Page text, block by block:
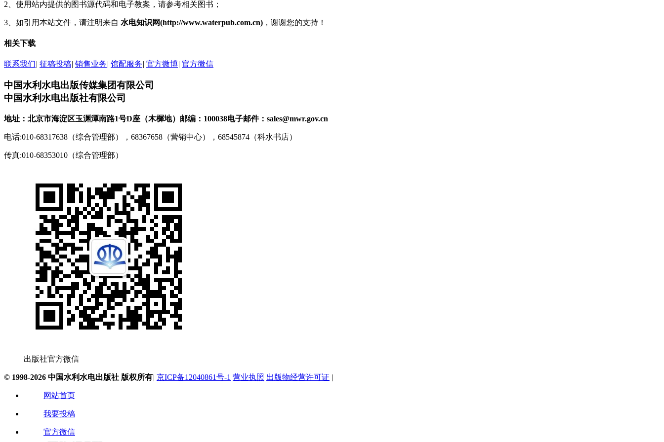
2、使用站内提供的图书源代码和电子教案，请参考相关图书；
3、如引用本站文件，请注明来自 水电知识网(http://www.waterpub.com.cn) ，谢谢您的支持！
相关下载
联系我们| 征稿投稿| 销售业务| 馆配服务| 官方微博| 官方微信
中国水利水电出版传媒集团有限公司
中国水利水电出版社有限公司
地址：北京市海淀区玉渊潭南路1号D座（木樨地） 邮编：100038电子邮件：sales@mwr.gov.cn
电话:010-68317638（综合管理部），68367658（营销中心），68545874（科水书店）
传真:010-68353010（综合管理部）
出版社官方微信
© 1998-2026 中国水利水电出版社 版权所有| 京ICP备12040861号-1 营业执照 出版物经营许可证 |
网站首页
我要投稿
官方微信